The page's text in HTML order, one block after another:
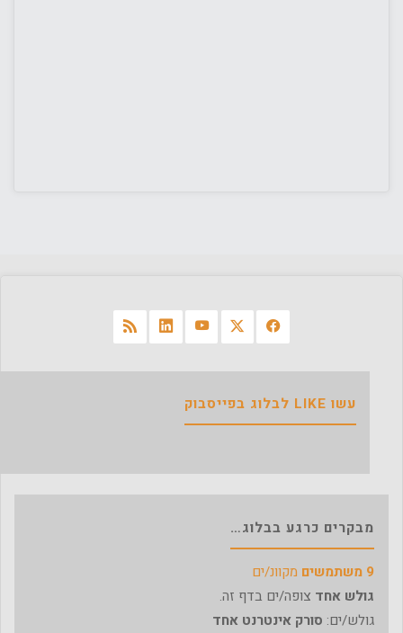
עשו LIKE לבלוג בפייסבוק
מבקרים כרגע בבלוג…
9 משתמשים
מקוונ/ים
גולש אחד צופה/ים בדף זה.
גולש/ים: סורק אינטרנט אחד